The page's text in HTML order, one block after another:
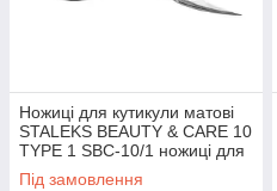
Ножиці для кутикули матові
STALEKS BEAUTY & CARE 10
TYPE 1 SBC-10/1 ножиці для
манікюру
Під замовлення